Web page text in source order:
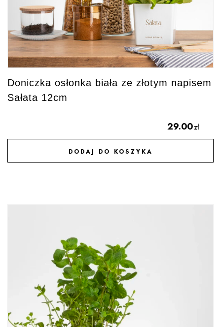
Doniczka osłonka biała ze złotym napisem
Sałata 12cm
29.00zł
DODAJ DO KOSZYKA
DODAJ DO ULUBIONYCH